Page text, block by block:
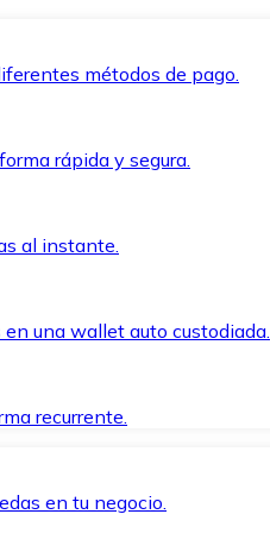
métodos de pago.
rápida y segura.
al instante.
una wallet auto custodiada.
recurrente.
en tu negocio.